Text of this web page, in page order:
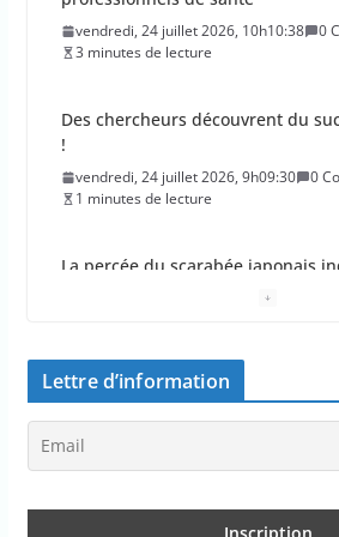
vendredi, 24 juillet 2026, 10h10:38
0
3 minutes de lecture
Des chercheurs découvrent du
!
vendredi, 24 juillet 2026, 9h09:30
0
1 minutes de lecture
La percée du scarabée japonais
hectares en France
jeudi, 23 juillet 2026, 10h10:30
0
Lettre d’information